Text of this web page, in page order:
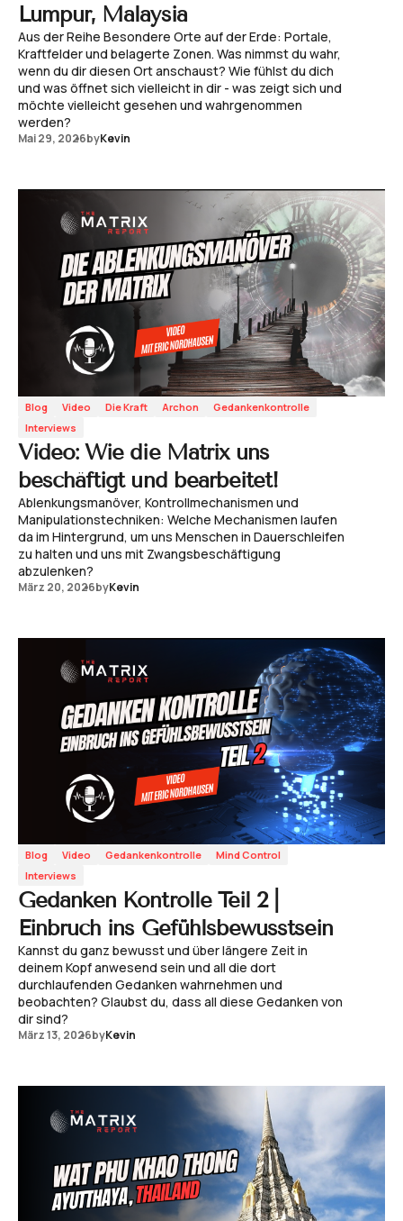
Lumpur, Malaysia
Aus der Reihe Besondere Orte auf der Erde: Portale,
Kraftfelder und belagerte Zonen. Was nimmst du wahr,
wenn du dir diesen Ort anschaust? Wie fühlst du dich
und was öffnet sich vielleicht in dir - was zeigt sich und
möchte vielleicht gesehen und wahrgenommen
werden?
Mai 29, 2026byKevin
Blog Video Die Kraft Archon
Gedankenkontrolle
Interviews
Video: Wie die Matrix uns
beschäftigt und bearbeitet!
Ablenkungsmanöver, Kontrollmechanismen und
Manipulationstechniken: Welche Mechanismen laufen
da im Hintergrund, um uns Menschen in Dauerschleifen
zu halten und uns mit Zwangsbeschäftigung
abzulenken?
März 20, 2026byKevin
Blog Video Gedankenkontrolle
Mind Control
Interviews
Gedanken Kontrolle Teil 2 |
Einbruch ins Gefühlsbewusstsein
Kannst du ganz bewusst und über längere Zeit in
deinem Kopf anwesend sein und all die dort
durchlaufenden Gedanken wahrnehmen und
beobachten? Glaubst du, dass all diese Gedanken von
dir sind?
März 13, 2026byKevin